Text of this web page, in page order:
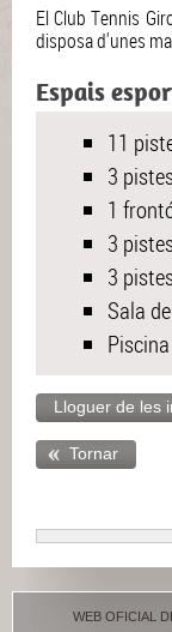
El Club Tennis
disposa d'unes
Espais
11
3
1
3
3
Sala
Lloguer de les
Tornar
WEB OFICIAL